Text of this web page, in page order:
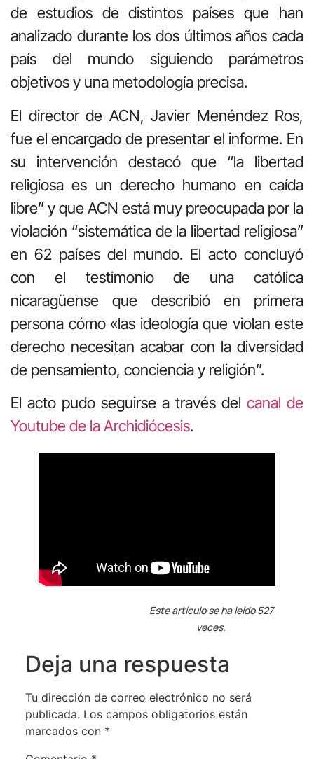
de estudios de distintos países que han
analizado durante los dos últimos años cada
país del mundo siguiendo parámetros
objetivos y una metodología precisa.
El director de ACN, Javier Menéndez Ros,
fue el encargado de presentar el informe. En
su intervención destacó que “la libertad
religiosa es un derecho humano en caída
libre” y que ACN está muy preocupada por la
violación “sistemática de la libertad religiosa”
en 62 países del mundo. El acto concluyó
con el testimonio de una católica
nicaragüense que describió en primera
persona cómo «las ideología que violan este
derecho necesitan acabar con la diversidad
de pensamiento, conciencia y religión”.
El acto pudo seguirse a través del canal de
Youtube de la Archidiócesis.
Este artículo se ha leído 527
veces.
Deja una respuesta
Tu dirección de correo electrónico no será
publicada. Los campos obligatorios están
marcados con *